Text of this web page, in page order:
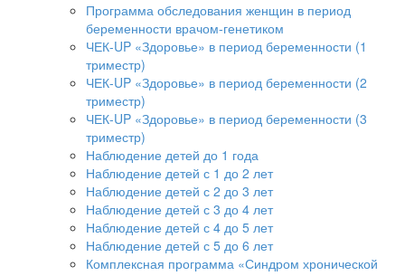
Программа обследования женщин в период
беременности врачом-генетиком
ЧЕК-UP «Здоровье» в период беременности (1
триместр)
ЧЕК-UP «Здоровье» в период беременности (2
триместр)
ЧЕК-UP «Здоровье» в период беременности (3
триместр)
Наблюдение детей до 1 года
Наблюдение детей с 1 до 2 лет
Наблюдение детей с 2 до 3 лет
Наблюдение детей с 3 до 4 лет
Наблюдение детей с 4 до 5 лет
Наблюдение детей с 5 до 6 лет
Комплексная программа «Синдром хронической